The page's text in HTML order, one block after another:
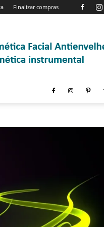
Finalizar compras